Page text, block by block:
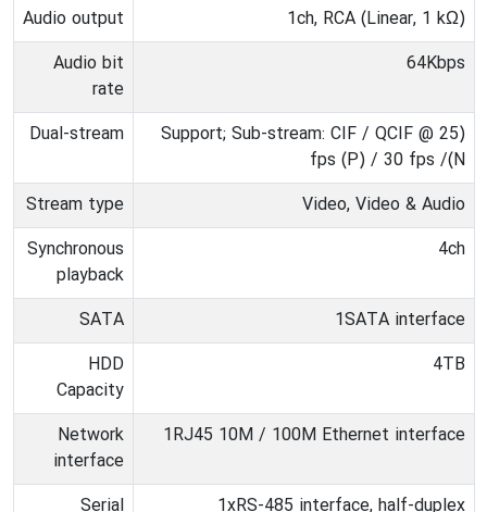
(1ch, RCA (Linear, 1 kΩ
Audio output
64Kbps
Audio bit
rate
(Support; Sub-stream: CIF / QCIF @ 25
fps (P) / 30 fps /(N
Dual-stream
Video, Video & Audio
Stream type
4ch
Synchronous
playback
1SATA interface
SATA
4TB
HDD
Capacity
1RJ45 10M / 100M Ethernet interface
Network
interface
1xRS-485 interface, half-duplex
Serial